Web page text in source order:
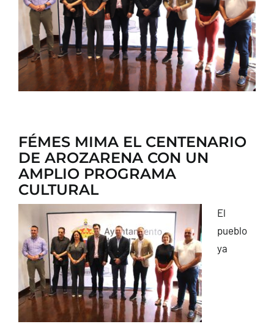
FÉMES MIMA EL CENTENARIO
DE AROZARENA CON UN
AMPLIO PROGRAMA
CULTURAL
El
pueblo
ya